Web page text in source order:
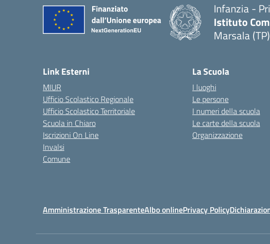
Infanzia -
Istituto
Marsala (TP)
Link Esterni
MIUR
Ufficio Scolastico Regionale
Ufficio Scolastico Territoriale
Scuola in Chiaro
Iscrizioni On Line
Invalsi
Comune
La Scuola
I luoghi
Le persone
I numeri della scuola
Le carte della scuola
Organizzazione
Amministrazione TrasparenteAlbo onlinePrivacy Policy